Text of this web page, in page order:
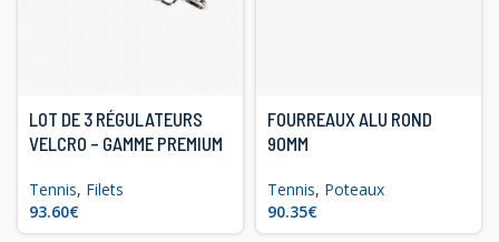
LOT DE 3 RÉGULATEURS
VELCRO – GAMME PREMIUM
Tennis, Filets
€
FOURREAUX ALU ROND
90MM
Tennis, Poteaux
€